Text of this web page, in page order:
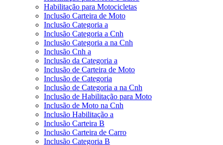
Habilitação para Motocicletas
Inclusão Carteira de Moto
Inclusão Categoria a
Inclusão Categoria a Cnh
Inclusão Categoria a na Cnh
Inclusão Cnh a
Inclusão da Categoria a
Inclusão de Carteira de Moto
Inclusão de Categoria
Inclusão de Categoria a na Cnh
Inclusão de Habilitação para Moto
Inclusão de Moto na Cnh
Inclusão Habilitação a
Inclusão Carteira B
Inclusão Carteira de Carro
Inclusão Categoria B